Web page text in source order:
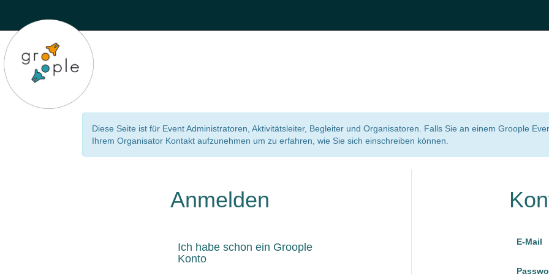
Diese Seite ist für Event Administratoren, Aktivitätsleiter, Begleiter und Organisatoren. Falls Sie an einem Groople
Ihrem Organisator Kontakt aufzunehmen um zu erfahren, wie Sie sich einschreiben können.
Anmelden
Ich habe schon ein Groople
Konto
E-Mail